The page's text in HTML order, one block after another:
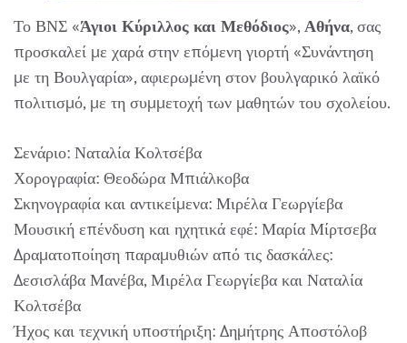
Το ΒΝΣ «Άγιοι Κύριλλος και Μεθόδιος», Αθήνα, σας
προσκαλεί με χαρά στην επόμενη γιορτή «Συνάντηση
με τη Βουλγαρία», αφιερωμένη στον βουλγαρικό λαϊκό
πολιτισμό, με τη συμμετοχή των μαθητών του σχολείου.
Σενάριο: Ναταλία Κολτσέβα
Χορογραφία: Θεοδώρα Μπιάλκοβα
Σκηνογραφία και αντικείμενα: Μιρέλα Γεωργίεβα
Μουσική επένδυση και ηχητικά εφέ: Μαρία Μίρτσεβα
Δραματοποίηση παραμυθιών από τις δασκάλες:
Δεσισλάβα Μανέβα, Μιρέλα Γεωργίεβα και Ναταλία
Κολτσέβα
Ήχος και τεχνική υποστήριξη: Δημήτρης Αποστόλοβ